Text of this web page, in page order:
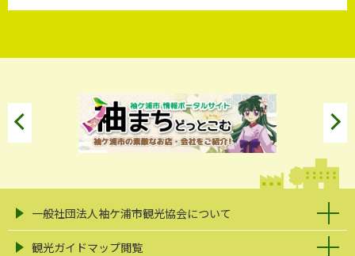
一般社団法人袖ケ浦市観光協会について
観光ガイドマップ閲覧